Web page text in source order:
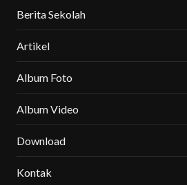
Berita Sekolah
Artikel
Album Foto
Album Video
Download
Kontak